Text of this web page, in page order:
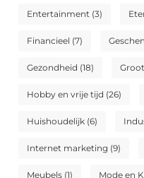
Entertainment (3)
Financieel (7)
Gezondheid (18)
Hobby en vrije tijd (26)
Huishoudelijk (6)
Internet marketing (9)
Meubels (1) Mode en